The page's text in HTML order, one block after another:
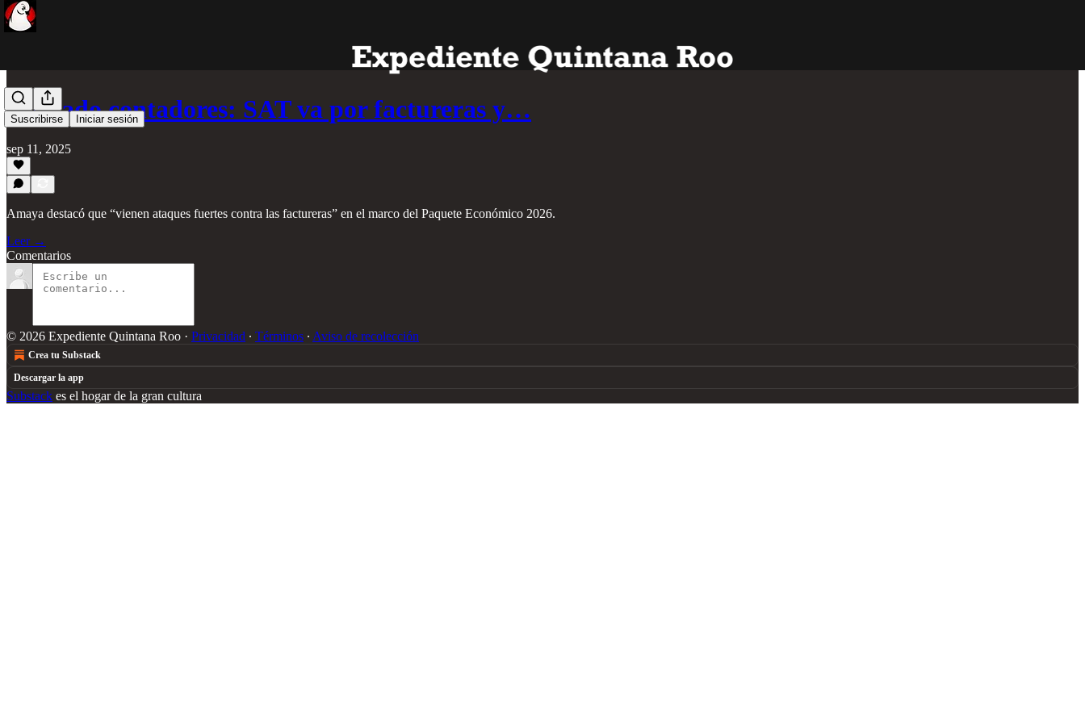
Suscribirse Iniciar sesión
Cuidado contadores: SAT va por factureras y…
sep 11, 2025
Amaya destacó que “vienen ataques fuertes contra las factureras” en el marco del Paquete Económico 2026.
Leer →
Comentarios
© 2026 Expediente Quintana Roo · Privacidad ∙ Términos ∙ Aviso de recolección
Crea tu Substack
Descargar la app
Substack es el hogar de la gran cultura